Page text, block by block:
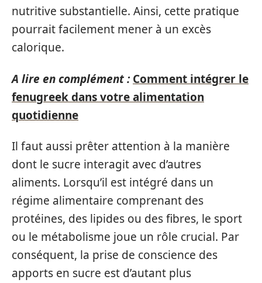
nutritive substantielle. Ainsi, cette pratique
pourrait facilement mener à un excès
calorique.
A lire en complément : Comment intégrer le
fenugreek dans votre alimentation
quotidienne
Il faut aussi prêter attention à la manière
dont le sucre interagit avec d’autres
aliments. Lorsqu’il est intégré dans un
régime alimentaire comprenant des
protéines, des lipides ou des fibres, le sport
ou le métabolisme joue un rôle crucial. Par
conséquent, la prise de conscience des
apports en sucre est d’autant plus